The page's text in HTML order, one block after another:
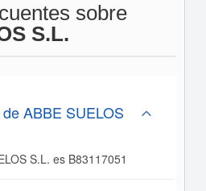
sobre
S.L.
ABBE SUELOS
S.L. es B83117051